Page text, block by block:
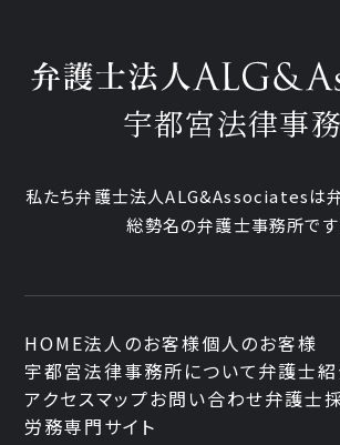
宇都宮法律事
私たち弁護士法人ALG&Associatesは
総勢名の弁護士事務所です
HOME法人のお客様個人のお客様
宇都宮法律事務所について弁護士
アクセスマップお問い合わせ弁護士
労務専門サイト